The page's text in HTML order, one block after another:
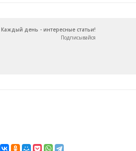
Каждый день - интересные статьи!
Подписывайся